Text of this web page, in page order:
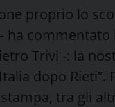
proprio lo
ha commentato
Trivi -: la
dopo Rieti”.
tra gli